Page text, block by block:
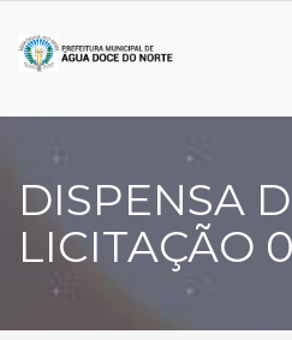
DISPENSA
LICITAÇÃO